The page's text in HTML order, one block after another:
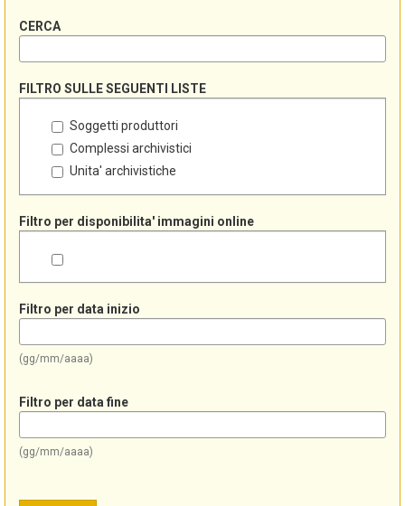
CERCA
FILTRO SULLE SEGUENTI LISTE
Soggetti produttori
Complessi archivistici
Unita' archivistiche
Filtro per disponibilita' immagini online
Filtro per data inizio
(gg/mm/aaaa)
Filtro per data fine
(gg/mm/aaaa)